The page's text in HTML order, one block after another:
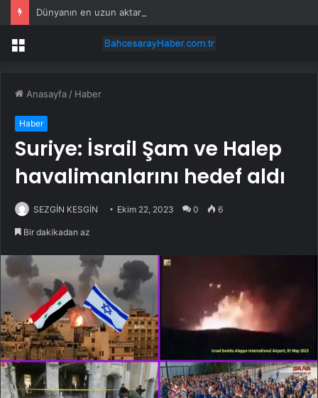
Menü
Anasayfa / Haber
Haber
Suriye: İsrail Şam ve Halep
havalimanlarını hedef aldı
SEZGİN KESGİN Ekim 22, 2023 0 6
Bir dakikadan az